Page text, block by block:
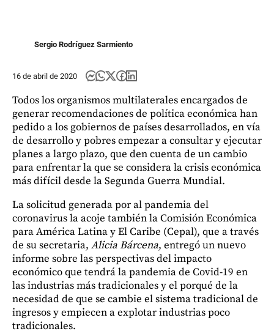
Sergio Rodríguez Sarmiento
16 de abril de 2020
Todos los organismos multilaterales encargados de
generar recomendaciones de política económica han
pedido a los gobiernos de países desarrollados, en vía
de desarrollo y pobres empezar a consultar y ejecutar
planes a largo plazo, que den cuenta de un cambio
para enfrentar la que se considera la crisis económica
más difícil desde la Segunda Guerra Mundial.
La solicitud generada por al pandemia del
coronavirus la acoje también la Comisión Económica
para América Latina y El Caribe (Cepal), que a través
de su secretaria, Alicia Bárcena, entregó un nuevo
informe sobre las perspectivas del impacto
económico que tendrá la pandemia de Covid-19 en
las industrias más tradicionales y el porqué de la
necesidad de que se cambie el sistema tradicional de
ingresos y empiecen a explotar industrias poco
tradicionales.